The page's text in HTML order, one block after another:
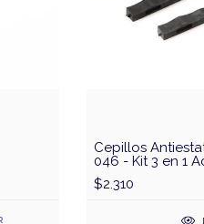
Cepillos
046 - Kit 3 en 1
Dorado
$2.310